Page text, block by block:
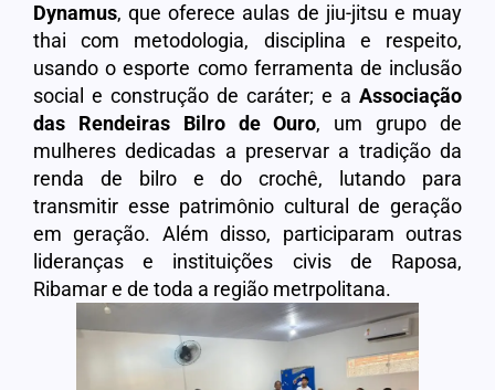
Dynamus, que oferece aulas de jiu-jitsu e muay
thai com metodologia, disciplina e respeito,
usando o esporte como ferramenta de inclusão
social e construção de caráter; e a Associação
das Rendeiras Bilro de Ouro, um grupo de
mulheres dedicadas a preservar a tradição da
renda de bilro e do crochê, lutando para
transmitir esse patrimônio cultural de geração
em geração. Além disso, participaram outras
lideranças e instituições civis de Raposa,
Ribamar e de toda a região metrpolitana.